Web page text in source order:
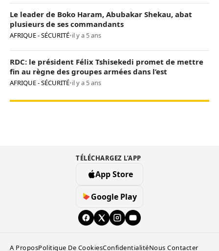
Le leader de Boko Haram, Abubakar Shekau, abat
plusieurs de ses commandants
AFRIQUE - SÉCURITÉ•il y a 5 ans
RDC: le président Félix Tshisekedi promet de mettre
fin au règne des groupes armées dans l’est
AFRIQUE - SÉCURITÉ•il y a 5 ans
TÉLÉCHARGEZ L’APP
App Store
Google Play
A ProposPolitique De CookiesConfidentialitéNous Contacter